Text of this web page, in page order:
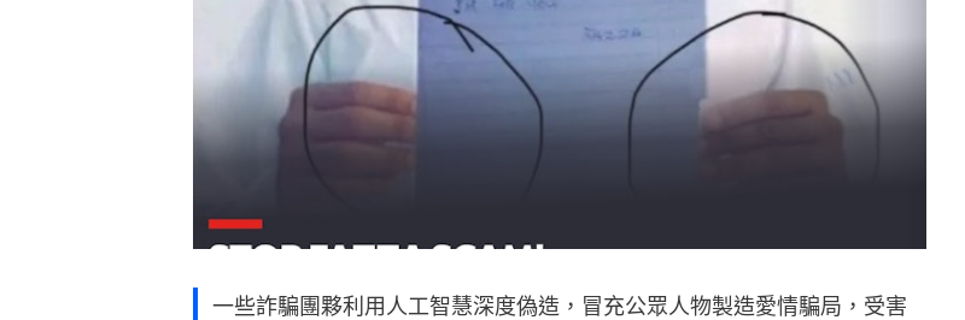
一些詐騙團夥利用人工智慧深度偽造，冒充公眾人物製造愛情騙局，受害